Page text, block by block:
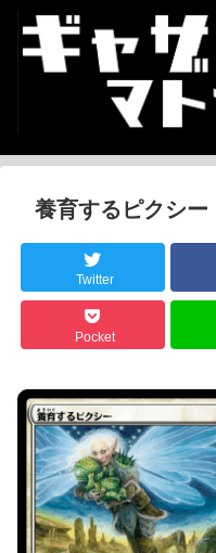
養育するピクシー
Twitter
Pocket